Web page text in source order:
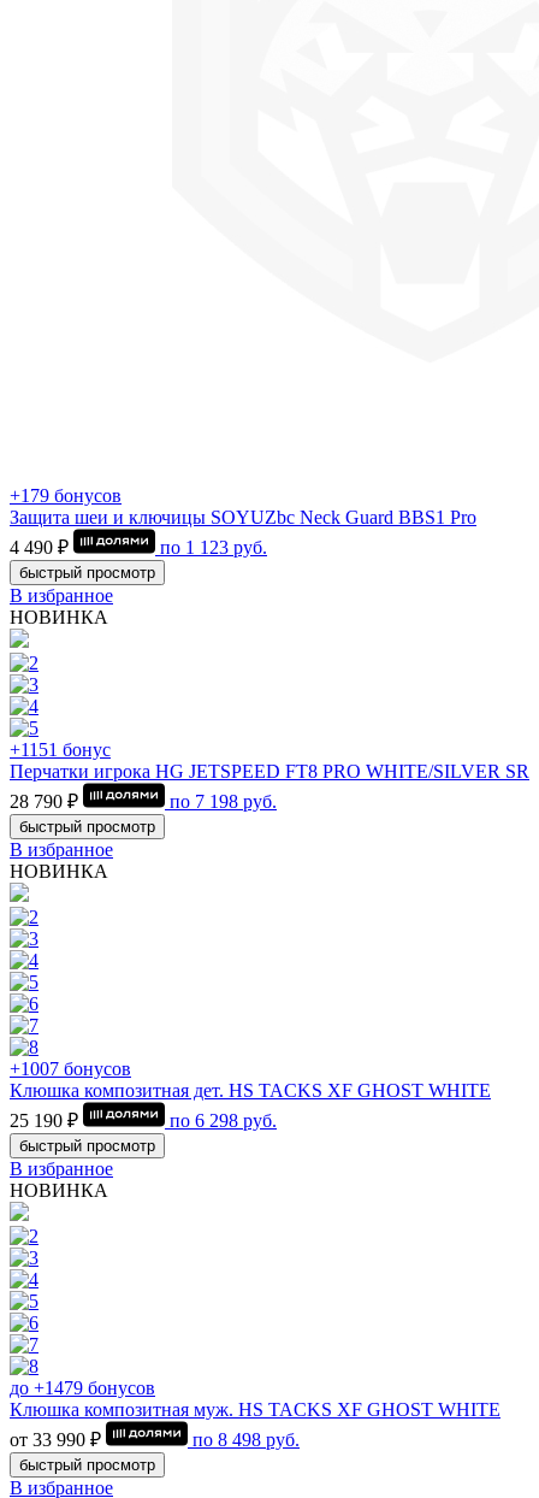
+179 бонусов
Защита шеи и ключицы SOYUZbc Neck Guard BBS1 Pro
4 490 ₽
по 1 123 руб.
быстрый просмотр
В избранное
НОВИНКА
+1151 бонус
Перчатки игрока HG JETSPEED FT8 PRO WHITE/SILVER SR
28 790 ₽
по 7 198 руб.
быстрый просмотр
В избранное
НОВИНКА
+1007 бонусов
Клюшка композитная дет. HS TACKS XF GHOST WHITE
25 190 ₽
по 6 298 руб.
быстрый просмотр
В избранное
НОВИНКА
до +1479 бонусов
Клюшка композитная муж. HS TACKS XF GHOST WHITE
от 33 990 ₽
по 8 498 руб.
быстрый просмотр
В избранное